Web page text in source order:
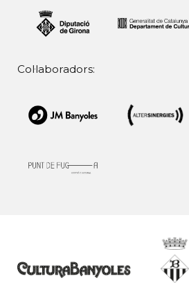
Col·laboradors: